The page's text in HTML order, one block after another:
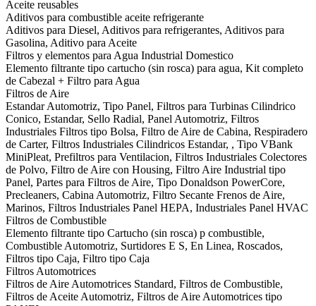
Aceite reusables
Aditivos para combustible aceite refrigerante
Aditivos para Diesel, Aditivos para refrigerantes, Aditivos para
Gasolina, Aditivo para Aceite
Filtros y elementos para Agua Industrial Domestico
Elemento filtrante tipo cartucho (sin rosca) para agua, Kit completo
de Cabezal + Filtro para Agua
Filtros de Aire
Estandar Automotriz, Tipo Panel, Filtros para Turbinas Cilindrico
Conico, Estandar, Sello Radial, Panel Automotriz, Filtros
Industriales Filtros tipo Bolsa, Filtro de Aire de Cabina, Respiradero
de Carter, Filtros Industriales Cilindricos Estandar, , Tipo VBank
MiniPleat, Prefiltros para Ventilacion, Filtros Industriales Colectores
de Polvo, Filtro de Aire con Housing, Filtro Aire Industrial tipo
Panel, Partes para Filtros de Aire, Tipo Donaldson PowerCore,
Precleaners, Cabina Automotriz, Filtro Secante Frenos de Aire,
Marinos, Filtros Industriales Panel HEPA, Industriales Panel HVAC
Filtros de Combustible
Elemento filtrante tipo Cartucho (sin rosca) p combustible,
Combustible Automotriz, Surtidores E S, En Linea, Roscados,
Filtros tipo Caja, Filtro tipo Caja
Filtros Automotrices
Filtros de Aire Automotrices Standard, Filtros de Combustible,
Filtros de Aceite Automotriz, Filtros de Aire Automotrices tipo